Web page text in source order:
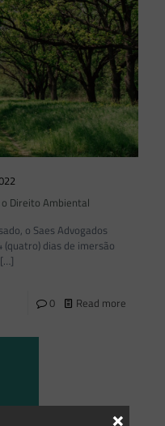
Direito Ambiental
o Saes Advogados
(quatro) dias de imersão
[…]
0 Read more
×